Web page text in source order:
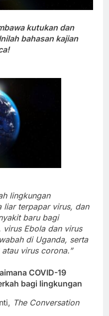
kutukan dan
bahasan kajian
lingkungan
liar terpapar virus, dan
baru bagi
virus Ebola dan virus
di Uganda, serta
virus corona.”
COVID-19
bagi lingkungan
The Conversation